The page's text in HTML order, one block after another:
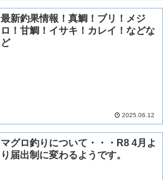
最新釣果情報！真鯛！ブリ！メジ
ロ！甘鯛！イサキ！カレイ！などな
ど
2025.06.12
マグロ釣りについて・・・R8 4月よ
り届出制に変わるようです。